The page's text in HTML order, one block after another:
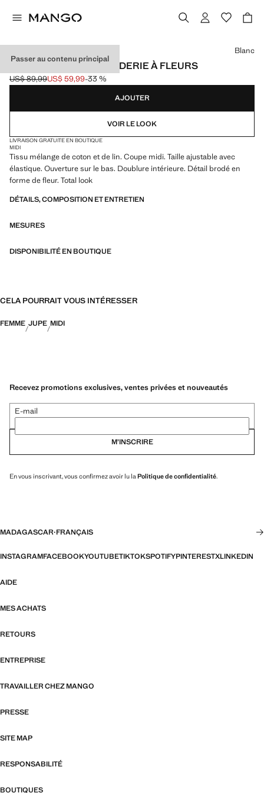
Passer au contenu principal
JUPE EN LIN AVEC BRODERIE À FLEURS
Prix initial barré [US$ 89,99 ]
US$ 89,99
Prix actuel [US$ 59,99 ]
US$ 59,99-33 %
Choisissez une couleur
Blanc
AJOUTER
VOIR LE LOOK
LIVRAISON GRATUITE EN BOUTIQUE
MIDI
Tissu mélange de coton et de lin. Coupe midi. Taille ajustable avec
élastique. Ouverture sur le bas. Doublure intérieure. Détail brodé en
forme de fleur. Total look
DÉTAILS, COMPOSITION ET ENTRETIEN
MESURES
DISPONIBILITÉ EN BOUTIQUE
CELA POURRAIT VOUS INTÉRESSER
FEMME JUPE MIDI
Recevez promotions exclusives, ventes privées et nouveautés
E-mail
M’INSCRIRE
En vous inscrivant, vous confirmez avoir lu la Politique de confidentialité.
MADAGASCAR·FRANÇAIS
INSTAGRAMFACEBOOKYOUTUBETIKTOKSPOTIFYPINTERESTXLINKEDIN
AIDE
MES ACHATS
RETOURS
ENTREPRISE
TRAVAILLER CHEZ MANGO
PRESSE
SITE MAP
RESPONSABILITÉ
BOUTIQUES